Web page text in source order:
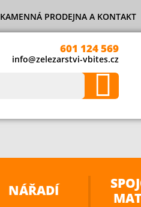
KAMENNÁ PRODEJNA A KONTAKT
601 124 569
info@zelezarstvi-vbites.cz
NÁŘADÍ